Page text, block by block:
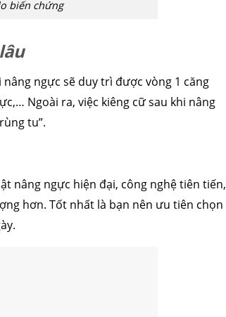
biến chứng
ngực sẽ duy trì được vòng 1 căng
Ngoài ra, việc kiêng cữ sau khi nâng
tu”.
nâng ngực hiện đại, công nghệ tiên tiến,
hơn. Tốt nhất là bạn nên ưu tiên chọn